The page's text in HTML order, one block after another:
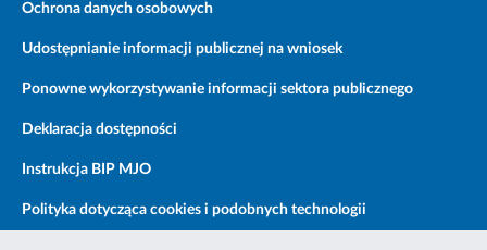
Ochrona danych osobowych
Udostępnianie informacji publicznej na wniosek
Ponowne wykorzystywanie informacji sektora publicznego
Deklaracja dostępności
Instrukcja BIP MJO
Polityka dotycząca cookies i podobnych technologii